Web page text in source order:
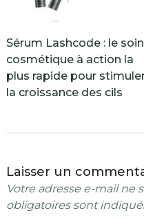
Sérum Lashcode : le soin
cosmétique à action la
plus rapide pour
la croissance des cils
Laisser un
Votre adresse e-mail ne
obligatoires sont